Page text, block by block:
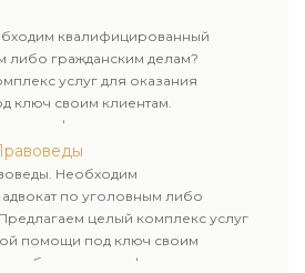
к каждому клиенту.
квалифицированный
либо гражданским делам?
услуг для оказания
ключ своим клиентам.
физических и юридических
к каждому клиенту.
Необходим
по уголовным либо
целый комплекс услуг
помощи под ключ своим
обслуживание физических и